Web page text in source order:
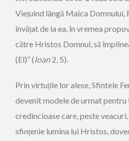
Viețuind lângă Maica Domnului,
învățat de la ea, în vremea
către Hristos Domnul, să
(El)” (Ioan2, 5).
Prin virtuțile lor alese, Sfintele
devenit modele de urmat
credincioase care, peste
sfințenie lumina lui Hristos,